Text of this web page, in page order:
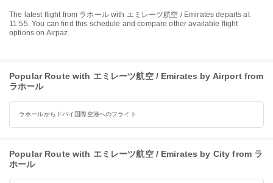
The latest flight from ラホール with エミレーツ航空 / Emirates departs at
11:55. You can find this schedule and compare other available flight
options on Airpaz.
Popular Route with エミレーツ航空 / Emirates by Airport from
ラホール
ラホールからドバイ国際空港へのフライト
Popular Route with エミレーツ航空 / Emirates by City from ラ
ホール